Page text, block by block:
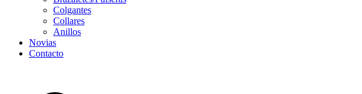
Colgantes
Collares
Anillos
Novias
Contacto